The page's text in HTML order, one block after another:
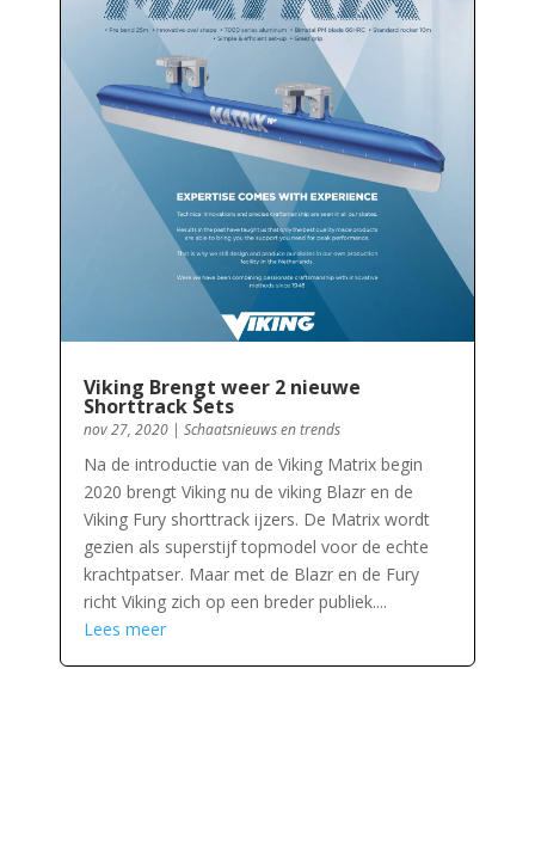
Viking Brengt weer 2 nieuwe
Shorttrack Sets
nov 27, 2020| Schaatsnieuws en trends
Na de introductie van de Viking Matrix begin
2020 brengt Viking nu de viking Blazr en de
Viking Fury shorttrack ijzers. De Matrix wordt
gezien als superstijf topmodel voor de echte
krachtpatser. Maar met de Blazr en de Fury
richt Viking zich op een breder publiek....
Lees meer